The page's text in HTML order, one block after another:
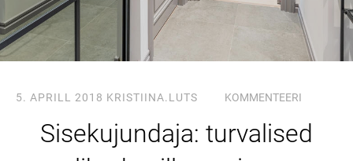
5. APRILL 2018 KRISTIINA.LUTS KOMMENTEERI
Sisekujundaja: turvalised